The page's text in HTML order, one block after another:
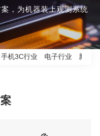
，为机器装上观测系统
手机3C行业 电子行业 新能